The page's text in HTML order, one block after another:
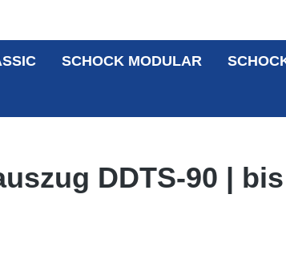
SCHOCK MODULAR
DDTS-90 |